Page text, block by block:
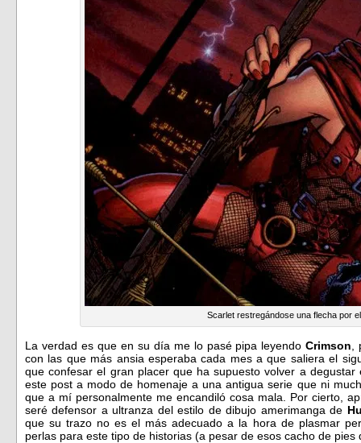
Scarlet restregándose una flecha por
La verdad es que en su día me lo pasé pipa leyendoCrimson
con las que más ansia esperaba cada mes a que saliera el
que confesar el gran placer que ha supuesto volver a
este post a modo de homenaje a una antigua serie que ni
que a mí personalmente me encandiló cosa mala. Por cierto,
seré defensor a ultranza del estilo de dibujo amerimanga de
que su trazo no es el más adecuado a la hora de plasmar
perlas para este tipo de historias (a pesar de esos cacho de